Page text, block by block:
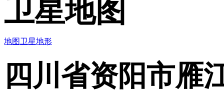
卫星地图
地图卫星地形
四川省资阳市雁